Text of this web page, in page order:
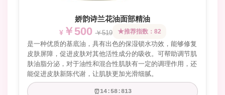
娇韵诗兰花油面部精油
￥500 ￥519 推荐指数：82
是一种优质的基底油，具有出色的保湿锁水功效，能够修复
皮肤屏障，促进皮肤对其他活性成分的吸收。可帮助调节肌
肤油脂分泌，对于油性和混合性肌肤有一定的调理作用，还
能促进皮肤新陈代谢，让肌肤更加光滑细腻。
⏰14:58:665